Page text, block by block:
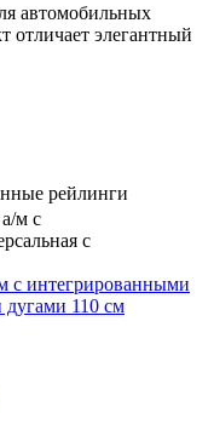
автомобильных
элегантный
рейлинги
с интегрированными
дугами 110 см